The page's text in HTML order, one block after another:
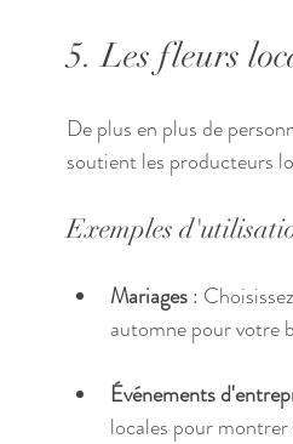
5. Les fleurs
De plus en plus de
soutient les producteurs
Exemples
Mariages :
automne pour votre
Événements
locales pour